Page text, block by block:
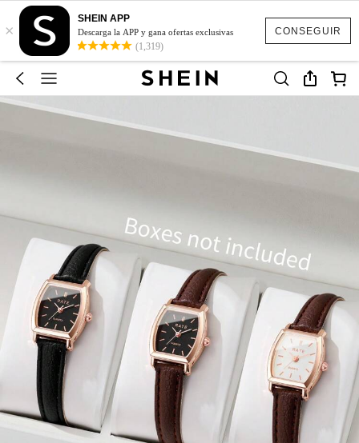
CONSEGUIR
×
SHEIN APP
Descarga la APP y gana ofertas exclusivas
(1,319)